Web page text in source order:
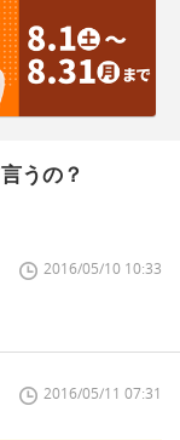
うの？
2016/05/10 10:33
2016/05/11 07:31